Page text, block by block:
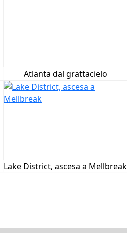
Atlanta dal grattacielo
Lake District, ascesa a Mellbreak